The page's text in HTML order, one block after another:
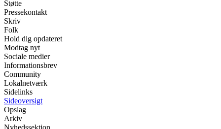
Støtte
Pressekontakt
Skriv
Folk
Hold dig opdateret
Modtag nyt
Sociale medier
Informationsbrev
Community
Lokalnetværk
Sidelinks
Sideoversigt
Opslag
Arkiv
Nyhedssektion